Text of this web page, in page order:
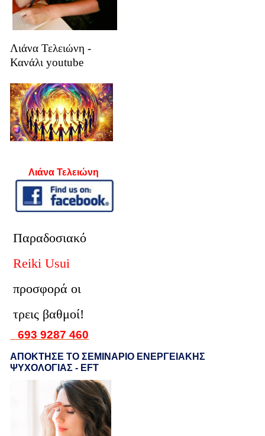
Λιάνα Τελειώνη -
Κανάλι youtube
Λιάνα Τελειώνη
Παραδοσιακό
Reiki Usui
προσφορά οι
τρεις βαθμοί!
693 9287 460
ΑΠΟΚΤΗΣΕ ΤΟ ΣΕΜΙΝΑΡΙΟ ΕΝΕΡΓΕΙΑΚΗΣ
ΨΥΧΟΛΟΓΙΑΣ - EFT